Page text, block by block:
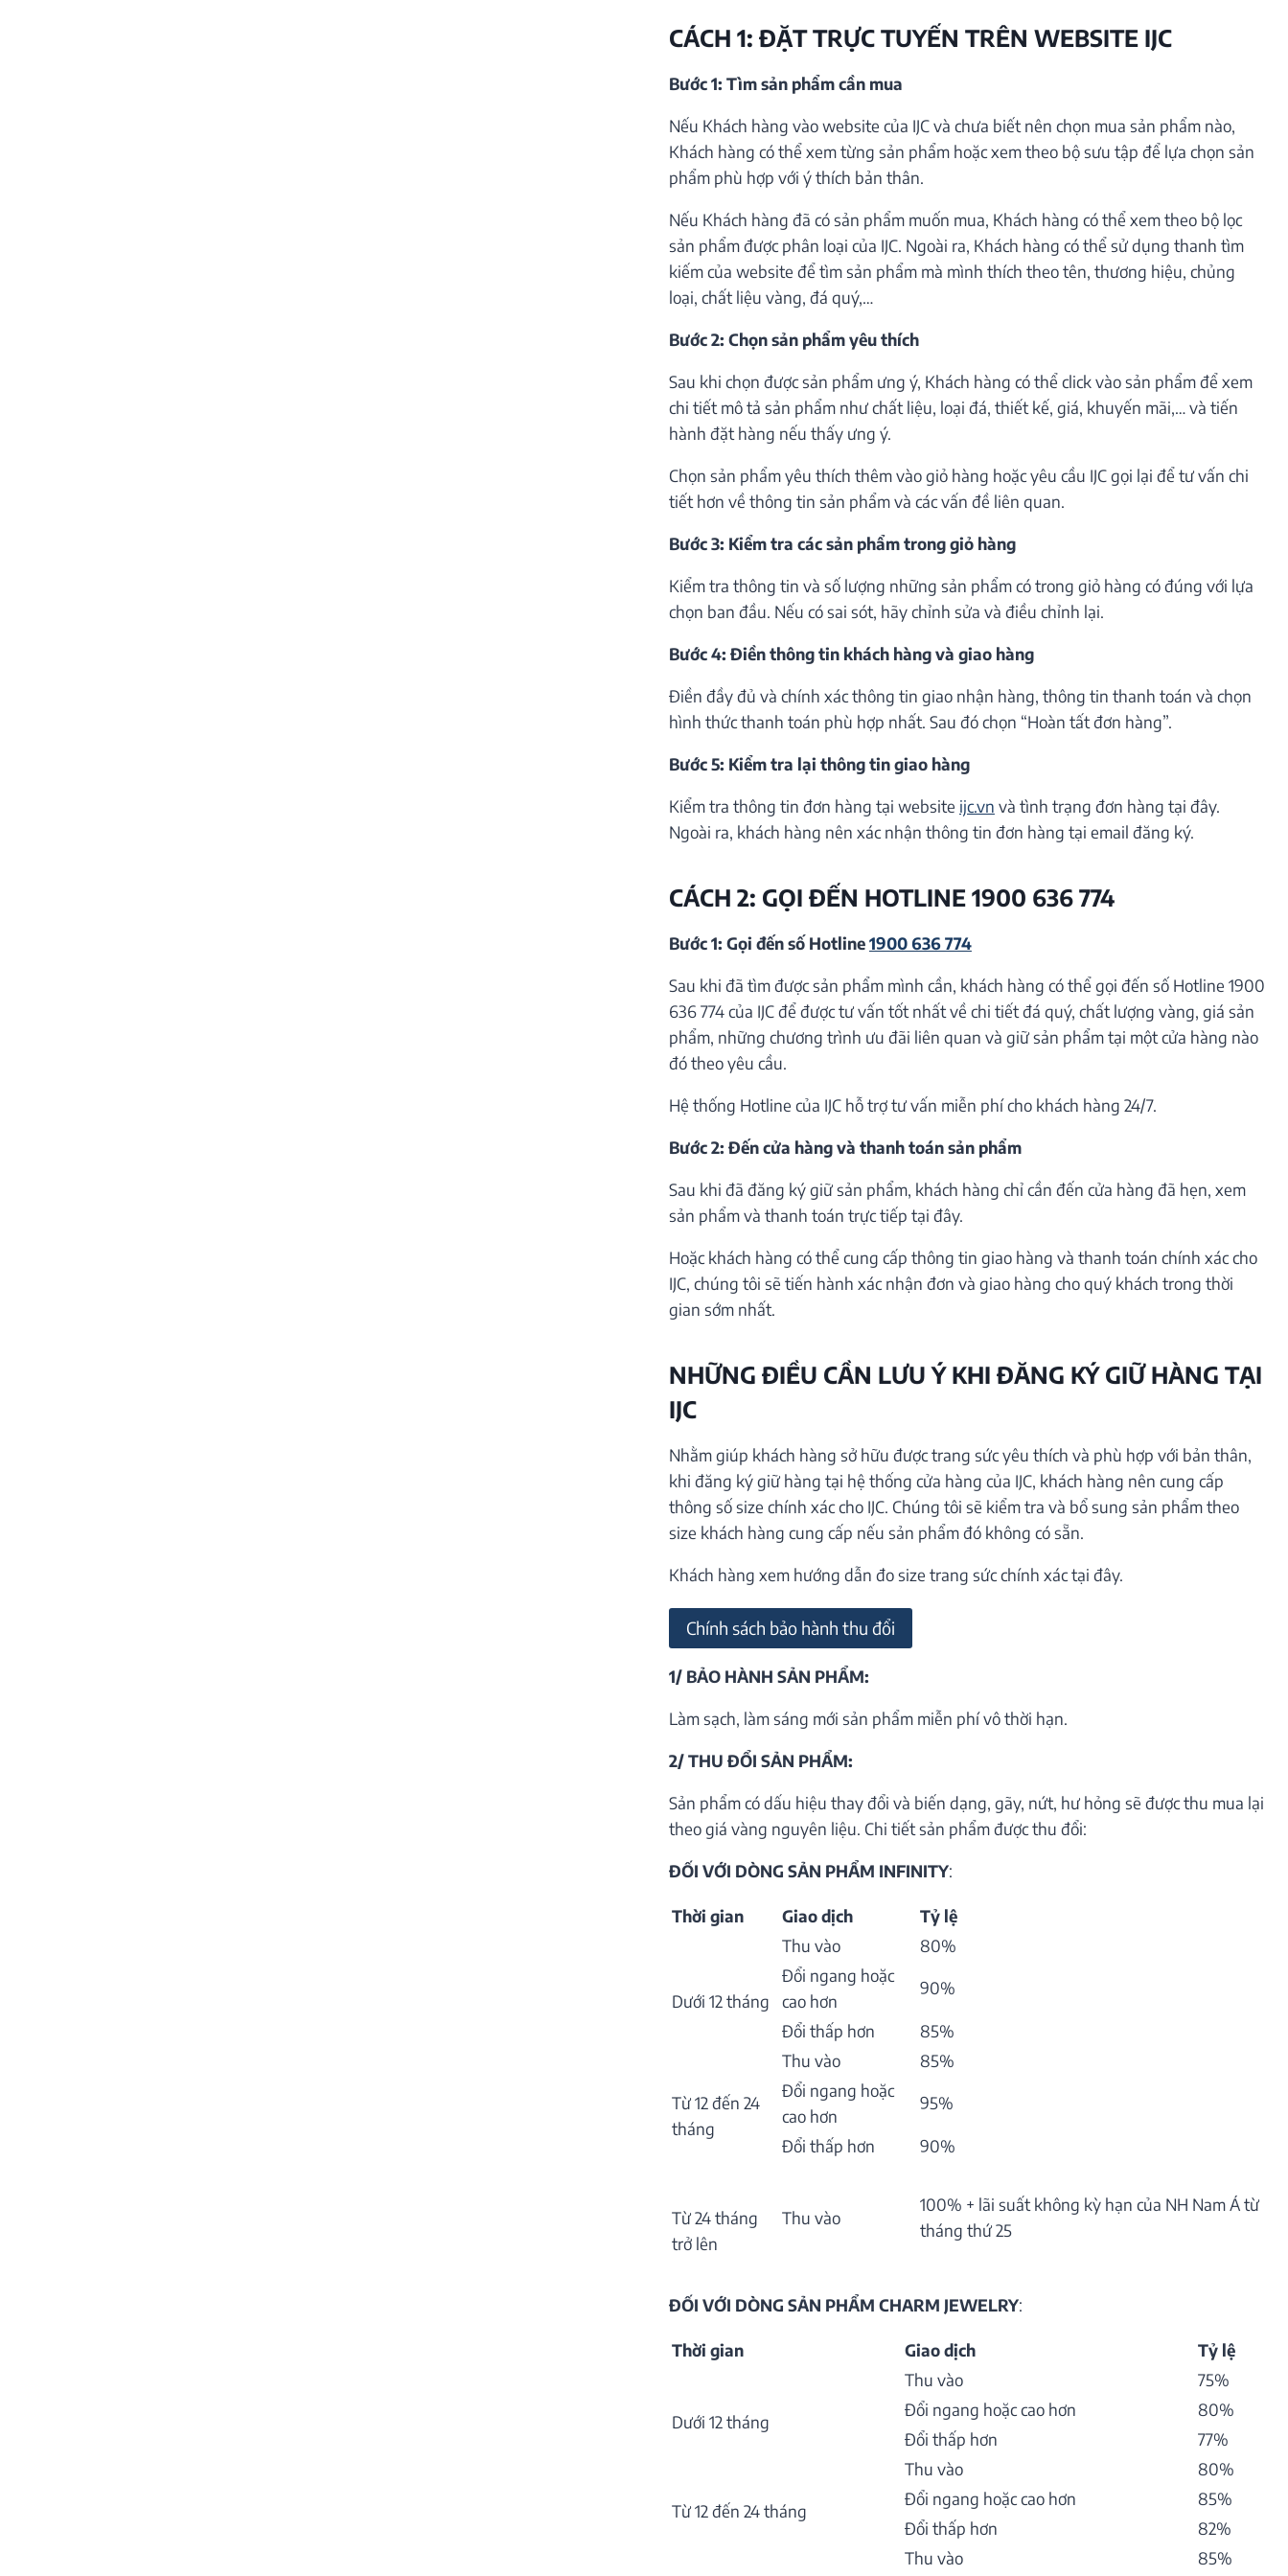
CÁCH 1: ĐẶT TRỰC TUYẾN TRÊN WEBSITE IJC
Bước 1: Tìm sản phẩm cần mua
Nếu Khách hàng vào website của IJC và chưa biết nên chọn mua sản phẩm nào,
Khách hàng có thể xem từng sản phẩm hoặc xem theo bộ sưu tập để lựa chọn sản
phẩm phù hợp với ý thích bản thân.
Nếu Khách hàng đã có sản phẩm muốn mua, Khách hàng có thể xem theo bộ lọc
sản phẩm được phân loại của IJC. Ngoài ra, Khách hàng có thể sử dụng thanh tìm
kiếm của website để tìm sản phẩm mà mình thích theo tên, thương hiệu, chủng
loại, chất liệu vàng, đá quý,…
Bước 2: Chọn sản phẩm yêu thích
Sau khi chọn được sản phẩm ưng ý, Khách hàng có thể click vào sản phẩm để xem
chi tiết mô tả sản phẩm như chất liệu, loại đá, thiết kế, giá, khuyến mãi,… và tiến
hành đặt hàng nếu thấy ưng ý.
Chọn sản phẩm yêu thích thêm vào giỏ hàng hoặc yêu cầu IJC gọi lại để tư vấn chi
tiết hơn về thông tin sản phẩm và các vấn đề liên quan.
Bước 3: Kiểm tra các sản phẩm trong giỏ hàng
Kiểm tra thông tin và số lượng những sản phẩm có trong giỏ hàng có đúng với lựa
chọn ban đầu. Nếu có sai sót, hãy chỉnh sửa và điều chỉnh lại.
Bước 4: Điền thông tin khách hàng và giao hàng
Điền đầy đủ và chính xác thông tin giao nhận hàng, thông tin thanh toán và chọn
hình thức thanh toán phù hợp nhất. Sau đó chọn “Hoàn tất đơn hàng”.
Bước 5: Kiểm tra lại thông tin giao hàng
Kiểm tra thông tin đơn hàng tại website ijc.vn và tình trạng đơn hàng tại đây.
Ngoài ra, khách hàng nên xác nhận thông tin đơn hàng tại email đăng ký.
CÁCH 2: GỌI ĐẾN HOTLINE 1900 636 774
Bước 1: Gọi đến số Hotline1900 636 774
Sau khi đã tìm được sản phẩm mình cần, khách hàng có thể gọi đến số Hotline 1900
636 774 của IJC để được tư vấn tốt nhất về chi tiết đá quý, chất lượng vàng, giá sản
phẩm, những chương trình ưu đãi liên quan và giữ sản phẩm tại một cửa hàng nào
đó theo yêu cầu.
Hệ thống Hotline của IJC hỗ trợ tư vấn miễn phí cho khách hàng 24/7.
Bước 2: Đến cửa hàng và thanh toán sản phẩm
Sau khi đã đăng ký giữ sản phẩm, khách hàng chỉ cần đến cửa hàng đã hẹn, xem
sản phẩm và thanh toán trực tiếp tại đây.
Hoặc khách hàng có thể cung cấp thông tin giao hàng và thanh toán chính xác cho
IJC, chúng tôi sẽ tiến hành xác nhận đơn và giao hàng cho quý khách trong thời
gian sớm nhất.
NHỮNG ĐIỀU CẦN LƯU Ý KHI ĐĂNG KÝ GIỮ HÀNG TẠI
IJC
Nhằm giúp khách hàng sở hữu được trang sức yêu thích và phù hợp với bản thân,
khi đăng ký giữ hàng tại hệ thống cửa hàng của IJC, khách hàng nên cung cấp
thông số size chính xác cho IJC. Chúng tôi sẽ kiểm tra và bổ sung sản phẩm theo
size khách hàng cung cấp nếu sản phẩm đó không có sẵn.
Khách hàng xem hướng dẫn đo size trang sức chính xác tại đây.
Chính sách bảo hành thu đổi
1/ BẢO HÀNH SẢN PHẨM:
Làm sạch, làm sáng mới sản phẩm miễn phí vô thời hạn.
2/ THU ĐỔI SẢN PHẨM:
Sản phẩm có dấu hiệu thay đổi và biến dạng, gãy, nứt, hư hỏng sẽ được thu mua lại
theo giá vàng nguyên liệu. Chi tiết sản phẩm được thu đổi:
ĐỐI VỚI DÒNG SẢN PHẨM INFINITY:
Thời gian Giao dịch Tỷ lệ
Dưới 12 tháng
Thu vào
80%
Đổi ngang hoặc
cao hơn
90%
Đổi thấp hơn 85%
Từ 12 đến 24
tháng
Thu vào
85%
Đổi ngang hoặc
cao hơn
95%
Đổi thấp hơn 90%
Từ 24 tháng
trở lên
Thu vào
100% + lãi suất không kỳ hạn của NH Nam Á từ
tháng thứ 25
ĐỐI VỚI DÒNG SẢN PHẨM CHARM JEWELRY:
Thời gian Giao dịch Tỷ lệ
Dưới 12 tháng
Thu vào
75%
Đổi ngang hoặc cao hơn
80%
Đổi thấp hơn
77%
Từ 12 đến 24 tháng
Thu vào
80%
Đổi ngang hoặc cao hơn
85%
Đổi thấp hơn
82%
Thu vào
85%